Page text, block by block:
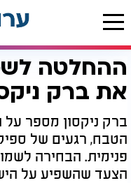
דף הבית חדשות חדשות בארץההחלטה
את ברק
ברק ניקסון מספר
הטבח, רגעים של
פנימית. הבחירה
הצעד שהשפיע על